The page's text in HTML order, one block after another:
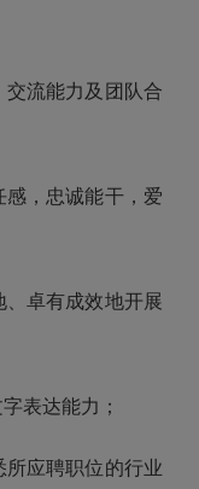
交流能力及团队合
感，忠诚能干，爱
、卓有成效地开展
表达能力；
所应聘职位的行业